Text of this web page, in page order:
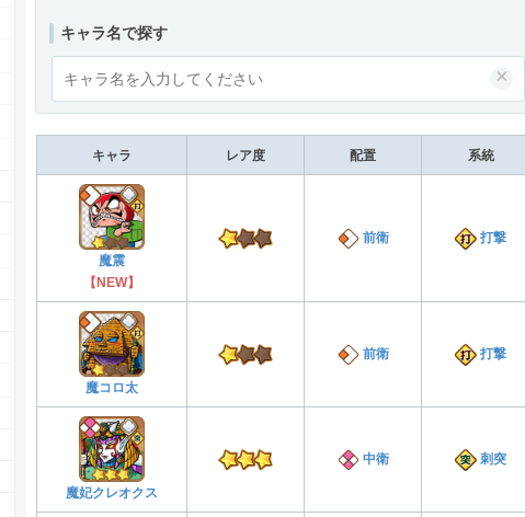
キャラ名で探す
×
キャラ レア度 配置 系統
魔震
【NEW】
前衛 打撃
魔コロ太
前衛 打撃
魔妃クレオクス
中衛 刺突